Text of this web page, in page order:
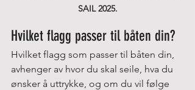
SAIL 2025.
Hvilket flagg passer til båten din?
Hvilket flagg som passer til båten din,
avhenger av hvor du skal seile, hva du
ønsker å uttrykke, og om du vil følge